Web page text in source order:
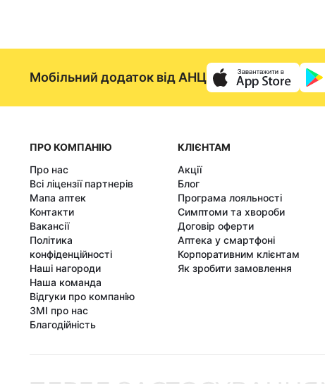
Мобільний додаток від АНЦ
ПРО КОМПАНІЮ
Про нас
Всі ліцензії партнерів
Мапа аптек
Контакти
Вакансії
Політика
конфіденційності
Наші нагороди
Наша команда
Відгуки про компанію
ЗМІ про нас
Благодійність
КЛІЄНТАМ
Акції
Блог
Програма лояльності
Симптоми та хвороби
Договір оферти
Аптека у смартфоні
Корпоративним клієнтам
Як зробити замовлення